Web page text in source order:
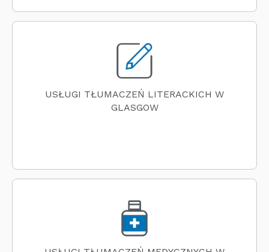
USŁUGI TŁUMACZEŃ LITERACKICH W
GLASGOW